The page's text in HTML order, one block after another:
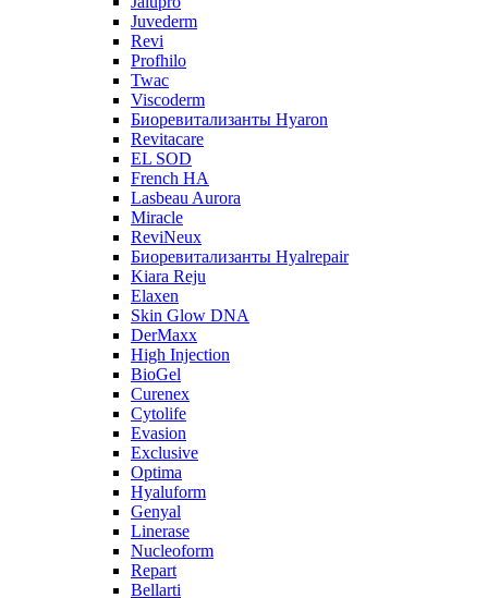
Juvederm
Revi
Profhilo
Twac
Viscoderm
Биоревитализанты Hyaron
Revitacare
EL SOD
French HA
Lasbeau Aurora
Miracle
ReviNeux
Биоревитализанты Hyalrepair
Kiara Reju
Elaxen
Skin Glow DNA
DerMaxx
High Injection
BioGel
Curenex
Cytolife
Evasion
Exclusive
Optima
Hyaluform
Genyal
Linerase
Nucleoform
Repart
Bellarti